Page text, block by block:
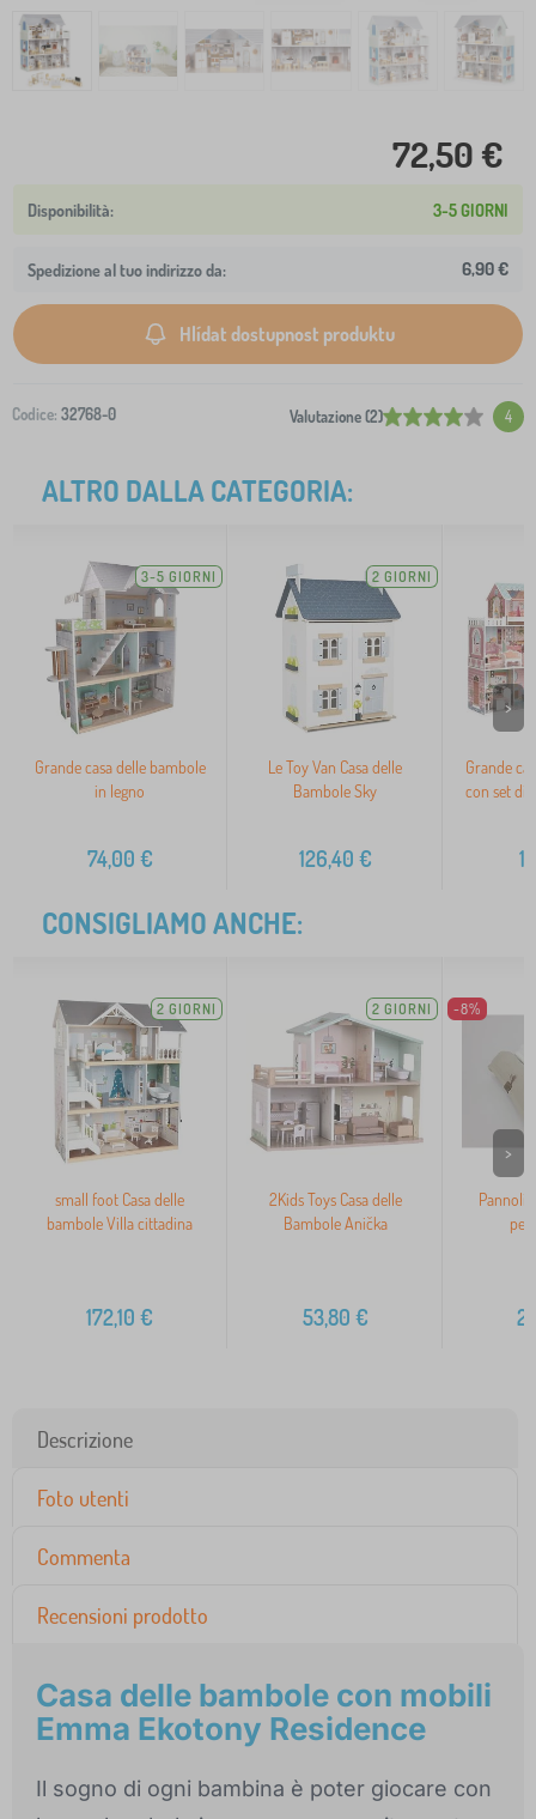
72,50 €
3-5 GIORNI
Spedizione al tuo indirizzo da: 6,90 €
Hlídat dostupnost produktu
Codice: 32768-0 Valutazione (2) 4
ALTRO DALLA CATEGORIA:
3-5 GIORNI
Grande casa delle bambole
in legno
74,00 €
2 GIORNI
Le Toy Van Casa delle
Bambole Sky
126,40 €
Grande
con set di
>
CONSIGLIAMO ANCHE:
2 GIORNI
small foot Casa delle
bambole Villa cittadina
172,10 €
2 GIORNI
2Kids Toys Casa delle
Bambole Anička
53,80 €
-8%
>
Descrizione
Foto utenti
Commenta
Recensioni prodotto
Casa delle bambole con mobili
Emma Ekotony Residence
Il sogno di ogni bambina è poter giocare con